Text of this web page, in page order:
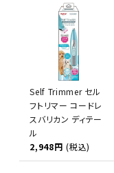
Self Trimmer セル
フトリマー コードレ
スバリカン ディテー
ル
2,948円 (税込)